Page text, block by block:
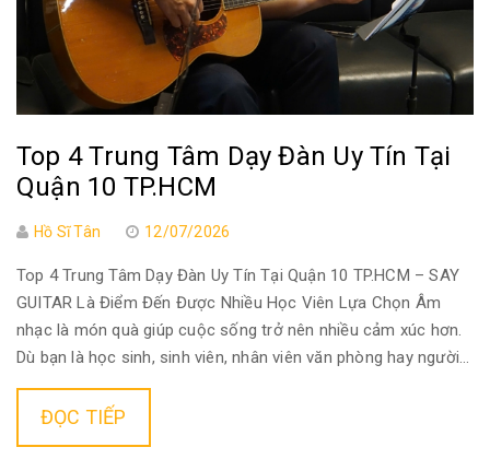
Top 4 Trung Tâm Dạy Đàn Uy Tín Tại
Quận 10 TP.HCM
Hồ Sĩ Tân 12/07/2026
Top 4 Trung Tâm Dạy Đàn Uy Tín Tại Quận 10 TP.HCM – SAY
GUITAR Là Điểm Đến Được Nhiều Học Viên Lựa Chọn Âm
nhạc là món quà giúp cuộc sống trở nên nhiều cảm xúc hơn.
Dù bạn là học sinh, sinh viên, nhân viên văn phòng hay người...
ĐỌC TIẾP